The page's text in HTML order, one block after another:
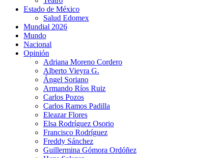
Estado de México
Salud Edomex
Mundial 2026
Mundo
Nacional
Opinión
Adriana Moreno Cordero
Alberto Vieyra G.
Ángel Soriano
Armando Ríos Ruiz
Carlos Pozos
Carlos Ramos Padilla
Eleazar Flores
Elsa Rodríguez Osorio
Francisco Rodríguez
Freddy Sánchez
Guillermina Gómora Ordóñez